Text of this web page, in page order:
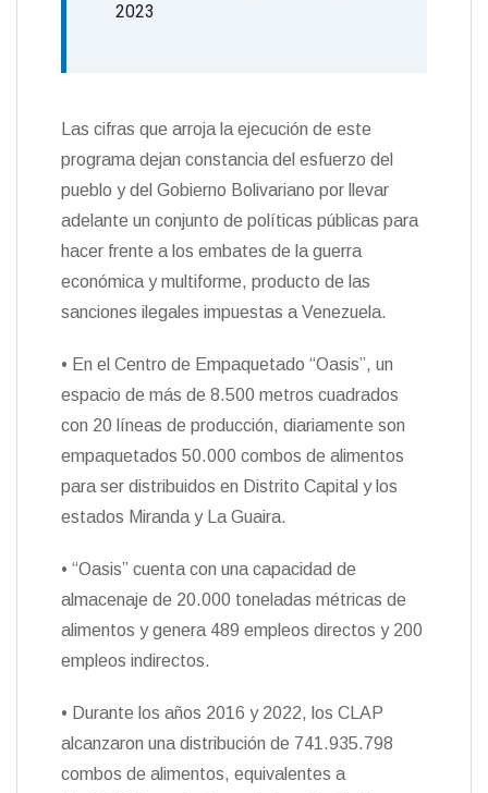
2023
Las cifras que arroja la ejecución de este
programa dejan constancia del esfuerzo del
pueblo y del Gobierno Bolivariano por llevar
adelante un conjunto de políticas públicas para
hacer frente a los embates de la guerra
económica y multiforme, producto de las
sanciones ilegales impuestas a Venezuela.
• En el Centro de Empaquetado “Oasis”, un
espacio de más de 8.500 metros cuadrados
con 20 líneas de producción, diariamente son
empaquetados 50.000 combos de alimentos
para ser distribuidos en Distrito Capital y los
estados Miranda y La Guaira.
• “Oasis” cuenta con una capacidad de
almacenaje de 20.000 toneladas métricas de
alimentos y genera 489 empleos directos y 200
empleos indirectos.
• Durante los años 2016 y 2022, los CLAP
alcanzaron una distribución de 741.935.798
combos de alimentos, equivalentes a